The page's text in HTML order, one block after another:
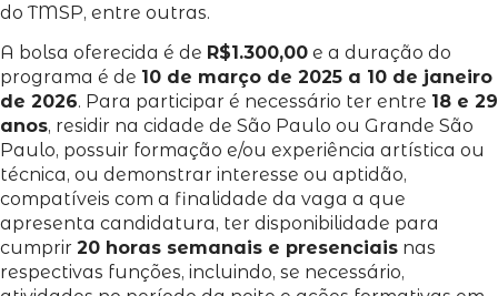
do TMSP, entre outras.
A bolsa oferecida é de R$1.300,00 e a duração do
programa é de 10 de março de 2025 a 10 de janeiro
de 2026. Para participar é necessário ter entre 18 e 29
anos, residir na cidade de São Paulo ou Grande São
Paulo, possuir formação e/ou experiência artística ou
técnica, ou demonstrar interesse ou aptidão,
compatíveis com a finalidade da vaga a que
apresenta candidatura, ter disponibilidade para
cumprir 20 horas semanais e presenciais nas
respectivas funções, incluindo, se necessário,